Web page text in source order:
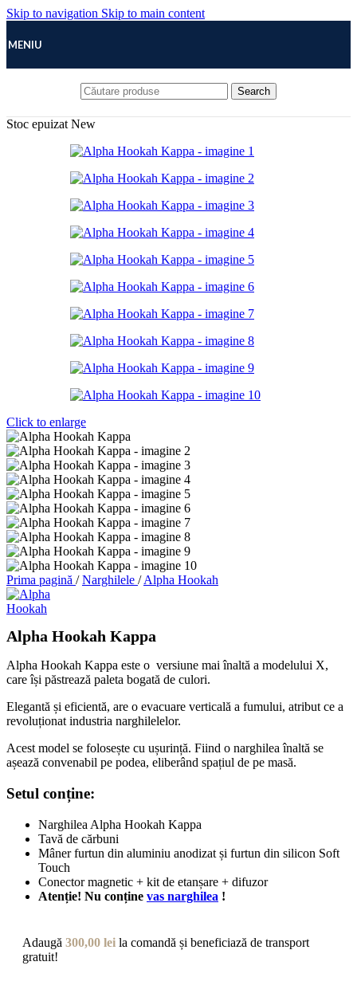
Skip to navigation Skip to main content
MENIU
Search
Stoc epuizat New
Click to enlarge
Prima pagină / Narghilele / Alpha Hookah
Alpha Hookah Kappa
Alpha Hookah Kappa este o versiune mai înaltă a modelului X,
care își păstrează paleta bogată de culori.
Elegantă și eficientă, are o evacuare verticală a fumului, atribut ce a
revoluționat industria narghilelelor.
Acest model se folosește cu ușurință. Fiind o narghilea înaltă se
așează convenabil pe podea, eliberând spațiul de pe masă.
Setul conține:
Narghilea Alpha Hookah Kappa
Tavă de cărbuni
Mâner furtun din aluminiu anodizat și furtun din silicon Soft
Touch
Conector magnetic + kit de etanșare + difuzor
Atenție! Nu conține vas narghilea !
Adaugă 300,00 lei la comandă și beneficiază de transport
gratuit!